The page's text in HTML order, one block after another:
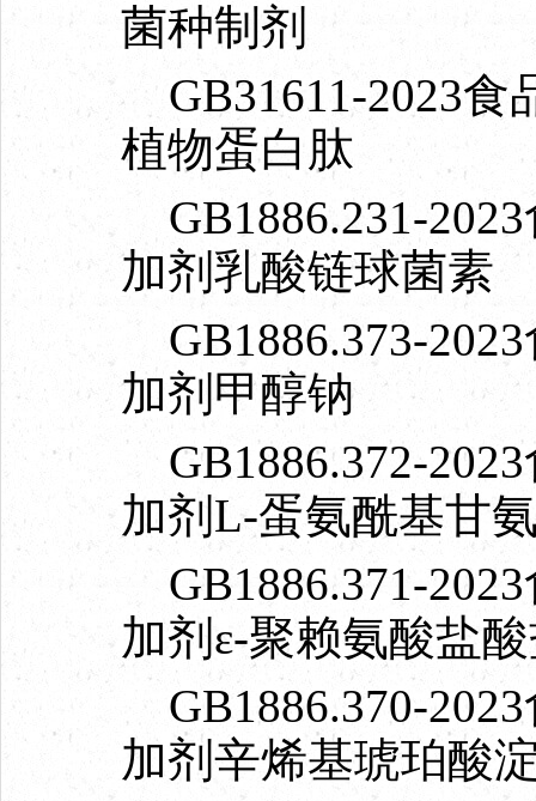
菌种制剂
GB31611-2023食
植物蛋白肽
GB1886.231-
加剂乳酸链球菌素
GB1886.373-
加剂甲醇钠
GB1886.372-
加剂L-蛋氨酰基甘
GB1886.371-
加剂ε-聚赖氨酸盐
GB1886.370-
加剂辛烯基琥珀酸